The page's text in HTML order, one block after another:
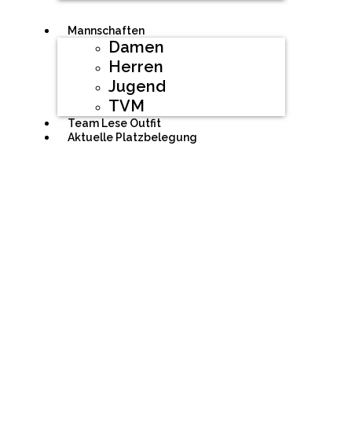
Mannschaften
Damen
Herren
Jugend
TVM
Team Lese Outfit
Aktuelle Platzbelegung